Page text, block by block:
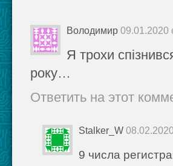
Володимир 09.01.2020
Я трохи
року…
Ответить на этот
Stalker_W
9 числа